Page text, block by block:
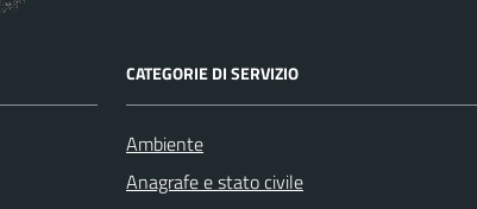
CATEGORIE DI SERVIZIO
Ambiente
Anagrafe e stato civile